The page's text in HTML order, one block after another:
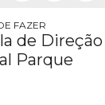
FAZER AULA DE
de Direção
Parque